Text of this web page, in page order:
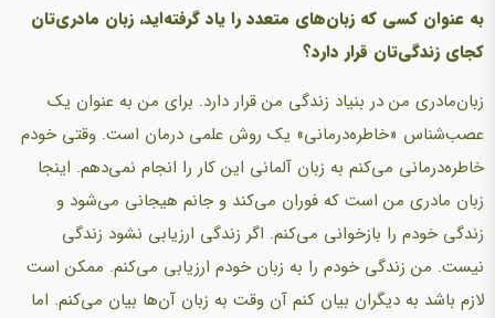
به عنوان کسی که زبان‌های متعدد را یاد گرفته‌اید، زبان مادری‌تان
کجای زندگی‌تان قرار دارد؟
زبان‌مادری من در بنیاد زندگی من قرار دارد. برای من به عنوان یک
عصب‌شناس «خاطره‌درمانی» یک روش علمی درمان است. وقتی خودم
خاطره‌درمانی می‌کنم به زبان آلمانی این کار را انجام نمی‌دهم. اینجا
زبان مادری من است که فوران می‌کند و جانم هیجانی می‌شود و
زندگی خودم را بازخوانی می‌کنم. اگر زندگی ارزیابی نشود زندگی
نیست. من زندگی خودم را به زبان خودم ارزیابی می‌کنم. ممکن است
لازم باشد به دیگران بیان کنم آن وقت به زبان آن‌ها بیان می‌کنم. اما